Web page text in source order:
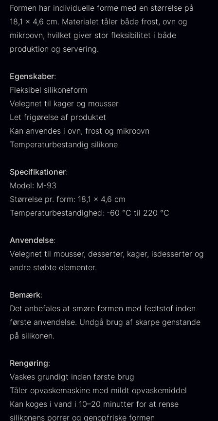
Fra224,00 kr.Original
price
224,00.
106,25 kr.Current
price
106,25.
På lager
På lager
Kokoko langt kul
Fra380,00 kr.
På lager
Gaveæske til skeer inkl.
Fra439,00
På lager
Ikura Pure - Imperial
Japansk wasabi
Fra312,00 kr.
På lager
Hasselnødder
Fra95,00 kr.
På lager
Formen har individuelle forme med en størrelse på
18,1 x 4,6 cm. Materialet tåler både frost, ovn og
mikroovn, hvilket giver stor fleksibilitet i både
produktion og servering.
Egenskaber:
Fleksibel silikoneform
Velegnet til kager og mousser
Let frigørelse af produktet
Kan anvendes i ovn, frost og mikroovn
Temperaturbestandig silikone
Specifikationer:
Model: M-93
Størrelse pr. form: 18,1 x 4,6 cm
Temperaturbestandighed: -60 °C til 220 °C
Anvendelse:
Velegnet til mousser, desserter, kager, isdesserter og
andre støbte elementer.
Bemærk:
Det anbefales at smøre formen med fedtstof inden
første anvendelse. Undgå brug af skarpe genstande
på silikonen.
Rengøring:
Vaskes grundigt inden første brug
Tåler opvaskemaskine med mildt opvaskemiddel
Kan koges i vand i 10–20 minutter for at rense
silikonens porrer og genopfriske formen